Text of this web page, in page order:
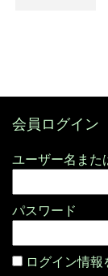
会員ログイン
パスワード
ログイン情報